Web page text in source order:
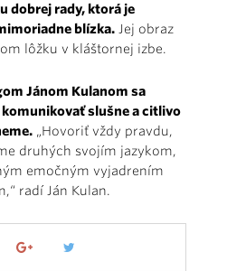
dobrej rady, ktorá je
blízka. Jej obraz
lôžku v kláštornej izbe.
Jánom Kulanom sa
slušne a citlivo
„Hovoriť vždy pravdu,
druhých svojím jazykom,
emočným vyjadrením
radí Ján Kulan.